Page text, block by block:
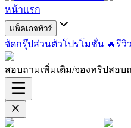
หน้าแรก
แพ็คเกจทัวร์
จัดกรุ๊ปส่วนตัวโปรโมชั่น 🔥รีวิว
สอบถามเพิ่มเติม/จองทริปสอบ